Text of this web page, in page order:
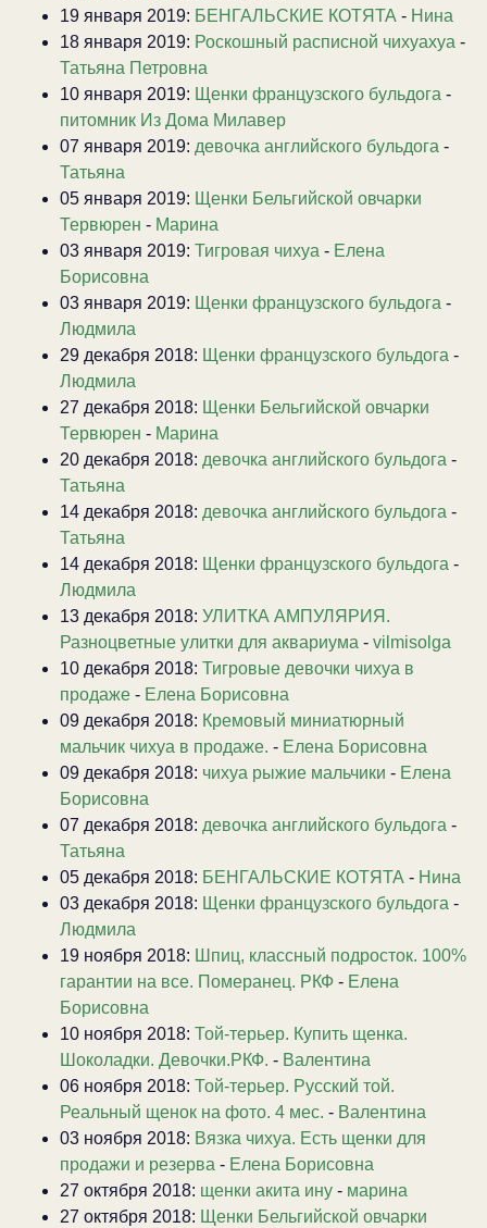
19 января 2019: БЕНГАЛЬСКИЕ КОТЯТА - Нина
18 января 2019: Роскошный расписной чихуахуа -
Татьяна Петровна
10 января 2019: Щенки французского бульдога -
питомник Из Дома Милавер
07 января 2019: девочка английского бульдога -
Татьяна
05 января 2019: Щенки Бельгийской овчарки
Тервюрен - Марина
03 января 2019: Тигровая чихуа - Елена
Борисовна
03 января 2019: Щенки французского бульдога -
Людмила
29 декабря 2018: Щенки французского бульдога -
Людмила
27 декабря 2018: Щенки Бельгийской овчарки
Тервюрен - Марина
20 декабря 2018: девочка английского бульдога -
Татьяна
14 декабря 2018: девочка английского бульдога -
Татьяна
14 декабря 2018: Щенки французского бульдога -
Людмила
13 декабря 2018: УЛИТКА АМПУЛЯРИЯ.
Разноцветные улитки для аквариума - vilmisolga
10 декабря 2018: Тигровые девочки чихуа в
продаже - Елена Борисовна
09 декабря 2018: Кремовый миниатюрный
мальчик чихуа в продаже. - Елена Борисовна
09 декабря 2018: чихуа рыжие мальчики - Елена
Борисовна
07 декабря 2018: девочка английского бульдога -
Татьяна
05 декабря 2018: БЕНГАЛЬСКИЕ КОТЯТА - Нина
03 декабря 2018: Щенки французского бульдога -
Людмила
19 ноября 2018: Шпиц, классный подросток. 100%
гарантии на все. Померанец. РКФ - Елена
Борисовна
10 ноября 2018: Той-терьер. Купить щенка.
Шоколадки. Девочки.РКФ. - Валентина
06 ноября 2018: Той-терьер. Русский той.
Реальный щенок на фото. 4 мес. - Валентина
03 ноября 2018: Вязка чихуа. Есть щенки для
продажи и резерва - Елена Борисовна
27 октября 2018: щенки акита ину - марина
27 октября 2018: Щенки Бельгийской овчарки